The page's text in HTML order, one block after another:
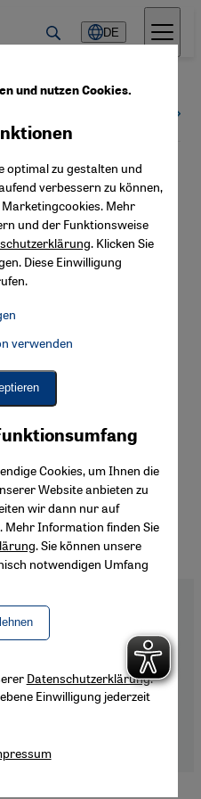
DE
Archiven
enthüllt Details zur
Dissidenten Mehdi Ben
Dokumente zeigen
Licht auf einen der
20. Jahrhunderts.
Uns
und nutzen Cookies.
Cookies, um Ihnen die
Website anbieten zu
wir dann nur auf
Mehr Information finden Sie
. Sie können unsere
notwendigen Umfang
optimal zu gestalten und
verbessern zu können,
Mehr
und der Funktionsweise
. Klicken Sie
Diese Einwilligung
Connect, Google Maps Embed,
Connect
verwenden
Datenschutzerklärung.
Einwilligung jederzeit